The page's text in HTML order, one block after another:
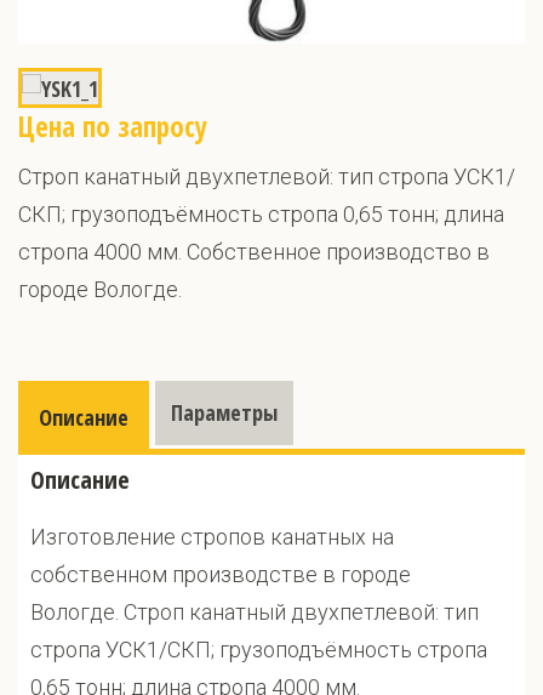
Цена по запросу
Строп канатный двухпетлевой: тип стропа УСК1/
СКП; грузоподъёмность стропа 0,65 тонн; длина
стропа 4000 мм. Собственное производство в
городе Вологде.
Описание Параметры
Описание
Изготовление стропов канатных на
собственном производстве в городе
Вологде. Строп канатный двухпетлевой: тип
стропа УСК1/СКП; грузоподъёмность стропа
0,65 тонн; длина стропа 4000 мм.